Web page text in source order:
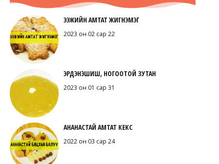
ЭЭЖИЙН АМТАТ ЖИГНЭМЭГ
2023 он 02 сар 22
ЭРДЭНЭШИШ, НОГООТОЙ ЗУТАН
2023 он 01 сар 31
АНАНАСТАЙ АМТАТ КЕКС
2022 он 03 сар 24